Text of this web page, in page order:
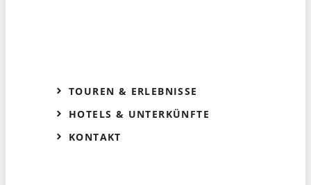
TOUREN & ERLEBNISSE
HOTELS & UNTERKÜNFTE
KONTAKT